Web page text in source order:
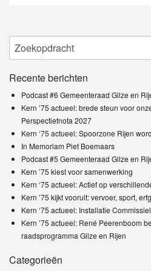
Recente berichten
Podcast #6 Gemeenteraad Gilze en
Kern ’75 actueel: brede steun voor
Perspectiefnota 2027
Kern ‘75 actueel: Spoorzone Rijen
In Memoriam Piet Boemaars
Podcast #5 Gemeenteraad Gilze en
Kern ’75 kiest voor samenwerking
Kern ‘75 actueel: Actief op
Kern ’75 kijkt vooruit: vervoer, sport,
Kern ‘75 actueel: Installatie
Kern ’75 actueel: René Peerenboom
raadsprogramma Gilze en Rijen
Categorieën